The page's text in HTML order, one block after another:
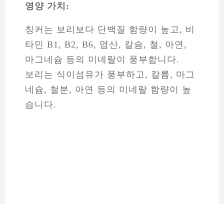
영양 가치:
칭커는 보리보다 단백질 함량이 높고, 비
타민 B1, B2, B6, 엽산, 칼슘, 철, 아연,
마그네슘 등의 미네랄이 풍부합니다.
보리는 식이섬유가 풍부하고, 칼륨, 마그
네슘, 철분, 아연 등의 미네랄 함량이 높
습니다.